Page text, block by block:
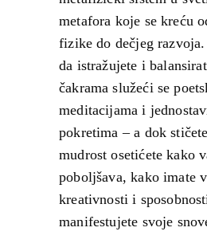
metafora koje se kreću
fizike do dečjeg
da istražujete i
čakrama služeći se
meditacijama i
pokretima – a dok
mudrost osetićete kako
poboljšava, kako imate
kreativnosti i
manifestujete svoje